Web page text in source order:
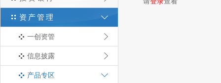
资产管理
一创资管
信息披露
产品专区